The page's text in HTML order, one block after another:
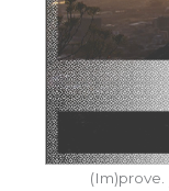
(Im)prove.